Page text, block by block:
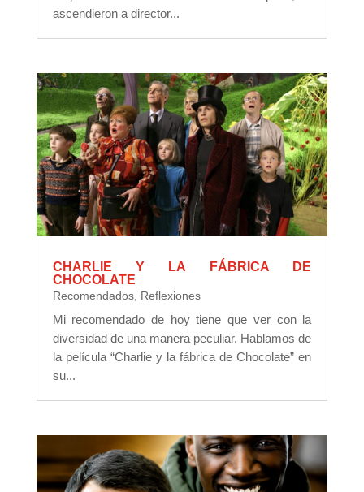
ascendieron a director...
CHARLIE Y LA FÁBRICA DE
CHOCOLATE
Recomendados, Reflexiones
Mi recomendado de hoy tiene que ver con la
diversidad de una manera peculiar. Hablamos de
la película “Charlie y la fábrica de Chocolate” en
su...